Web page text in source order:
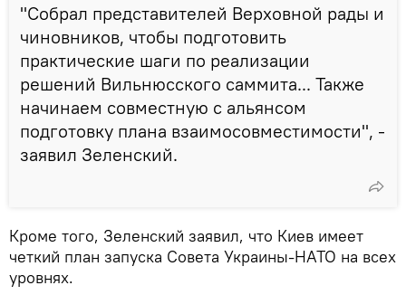
"Собрал представителей Верховной рады и
чиновников, чтобы подготовить
практические шаги по реализации
решений Вильнюсского саммита... Также
начинаем совместную с альянсом
подготовку плана взаимосовместимости", -
заявил Зеленский.
Кроме того, Зеленский заявил, что Киев имеет
четкий план запуска Совета Украины-НАТО на всех
уровнях.